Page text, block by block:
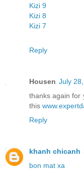
Kizi 9
Kizi 8
Kizi 7
Reply
Housen July
thanks again for
this
Reply
khanh chicanh
bon mat xa